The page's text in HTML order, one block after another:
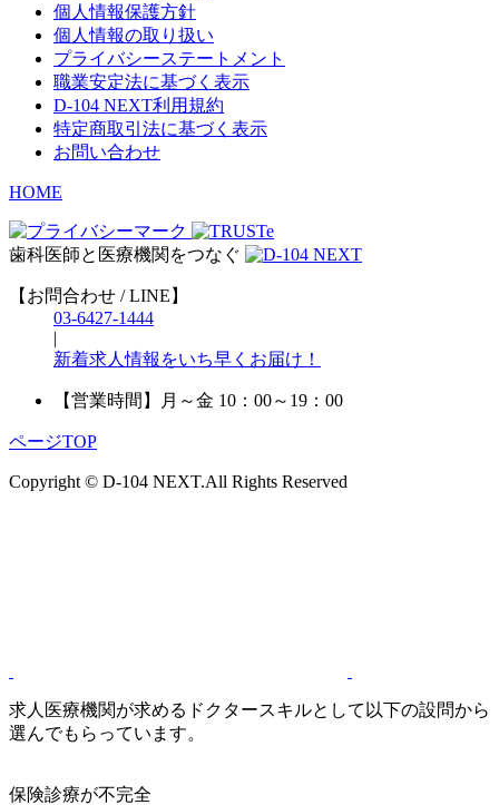
個人情報保護方針
個人情報の取り扱い
プライバシーステートメント
職業安定法に基づく表示
D-104 NEXT利用規約
特定商取引法に基づく表示
お問い合わせ
HOME
歯科医師と医療機関をつなぐ
【お問合わせ / LINE】
03-6427-1444
|
新着求人情報をいち早くお届け！
【営業時間】 月～金 10：00～19：00
ページTOP
Copyright © D-104 NEXT.All Rights Reserved
求人医療機関が求めるドクタースキルとして以下の設問から
選んでもらっています。
保険診療が不完全